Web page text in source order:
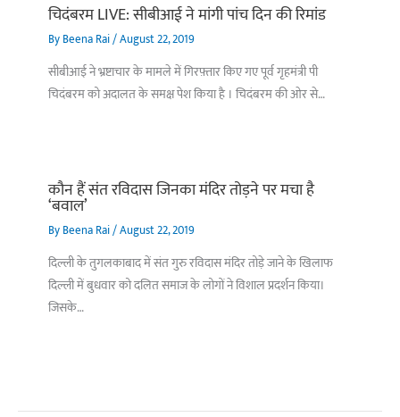
चिदंबरम LIVE: सीबीआई ने मांगी पांच दिन की रिमांड
ByBeena Rai/August 22, 2019
सीबीआई ने भ्रष्टाचार के मामले में गिरफ़्तार किए गए पूर्व गृहमंत्री पी
चिदंबरम को अदालत के समक्ष पेश किया है । चिदंबरम की ओर से…
कौन हैं संत रविदास जिनका मंदिर तोड़ने पर मचा है
‘बवाल’
ByBeena Rai/August 22, 2019
दिल्ली के तुगलकाबाद में संत गुरु रविदास मंदिर तोड़े जाने के खिलाफ
दिल्ली में बुधवार को दलित समाज के लोगों ने विशाल प्रदर्शन किया।
जिसके…